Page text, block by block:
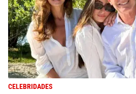
CELEBRIDADES